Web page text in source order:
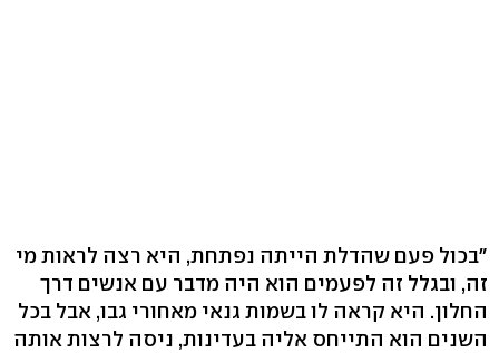
"בכול פעם שהדלת הייתה נפתחת, היא רצה לראות מי
זה, ובגלל זה לפעמים הוא היה מדבר עם אנשים דרך
החלון. היא קראה לו בשמות גנאי מאחורי גבו, אבל בכל
השנים הוא התייחס אליה בעדינות, ניסה לרצות אותה